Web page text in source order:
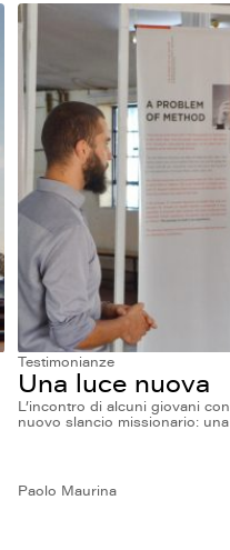
Testimonianze
Una luce nuova
L’incontro di alcuni giovani
nuovo slancio missionario:
Paolo Maurina